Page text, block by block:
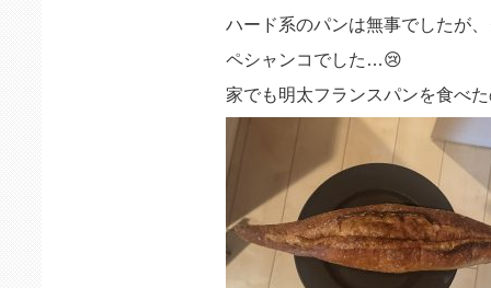
ハード系のパンは無事でしたが
ペシャンコでした…😢
家でも明太フランスパンを食べ